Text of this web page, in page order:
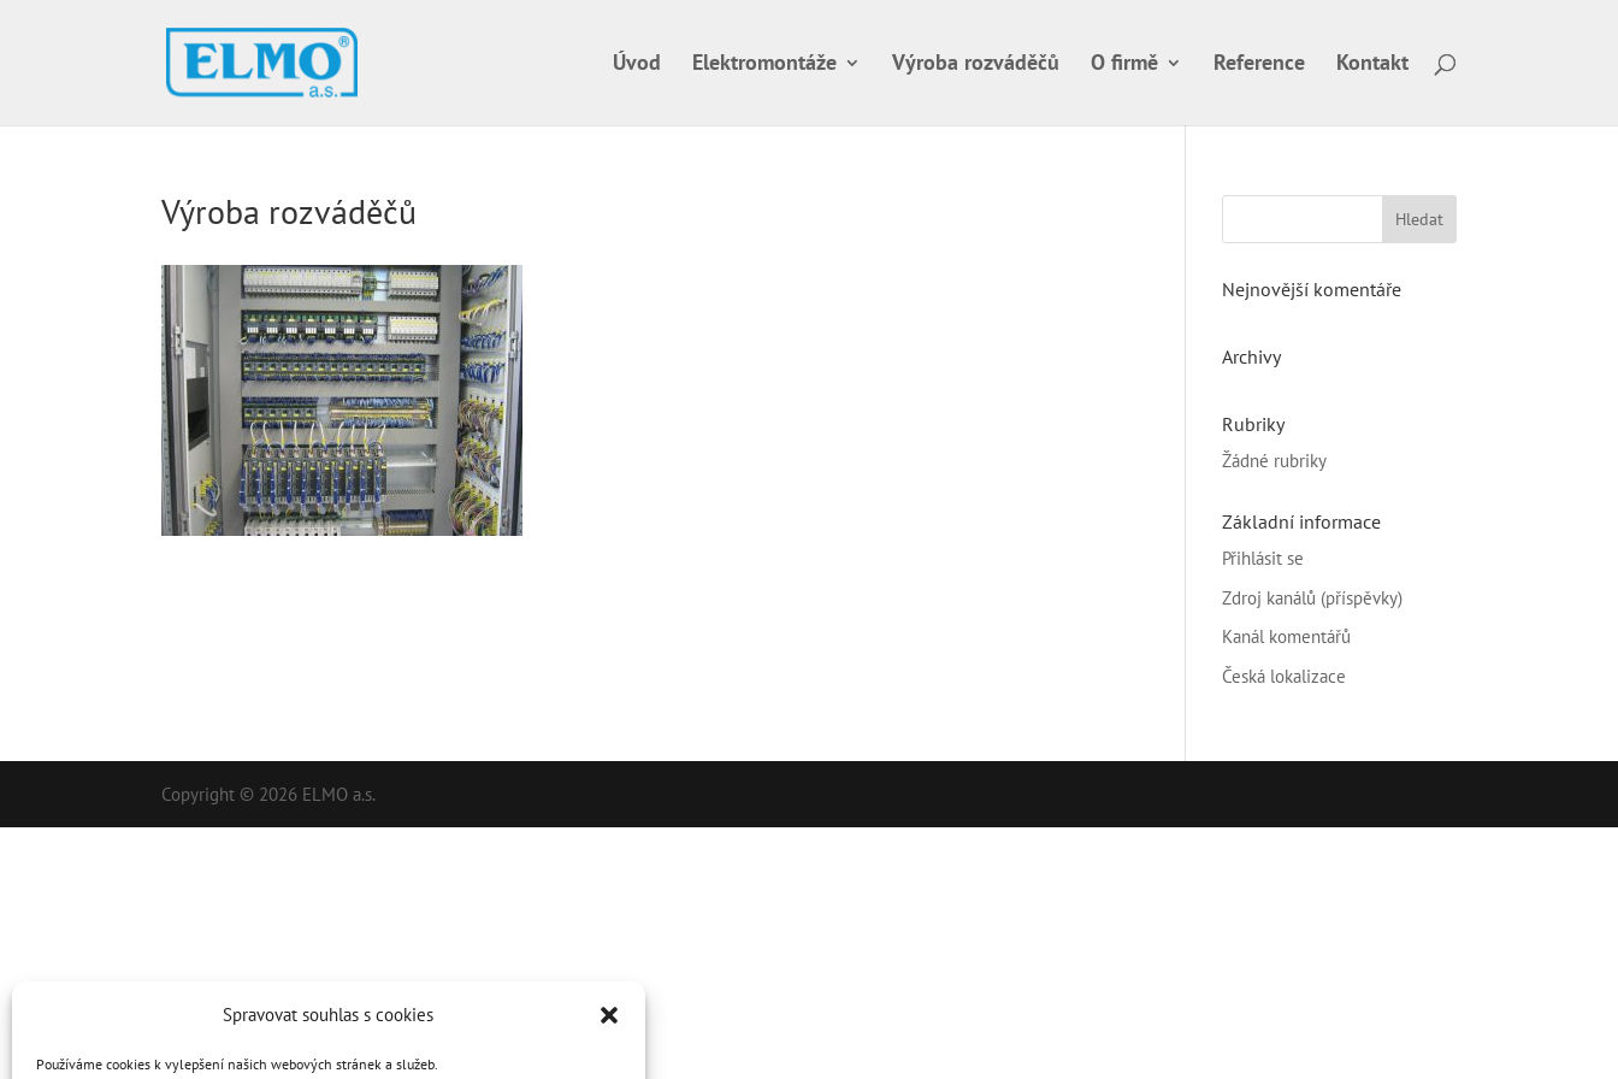
Spravovat souhlas s cookies
Používáme cookies k vylepšení našich webových stránek a služeb.
Úvod Elektromontáže Výroba rozváděčů O firmě Reference Kontakt
Výroba rozváděčů
Nejnovější komentáře
Archivy
Rubriky
Žádné rubriky
Základní informace
Přihlásit se
Zdroj kanálů (příspěvky)
Kanál komentářů
Česká lokalizace
Copyright © 2026 ELMO a.s.